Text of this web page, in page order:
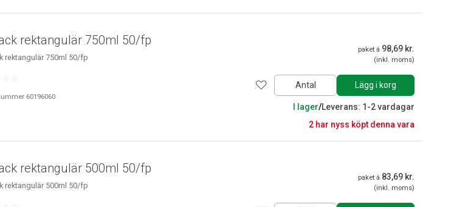
rektangulär 750ml 50/fp
rektangulär 750ml 50/fp
60196060
paket á 98,69 kr.
(inkl. moms)
Antal Lägg i korg
I lager/Leverans: 1-2 vardagar
2 har nyss köpt denna vara
rektangulär 500ml 50/fp
rektangulär 500ml 50/fp
paket á 83,69 kr.
(inkl. moms)